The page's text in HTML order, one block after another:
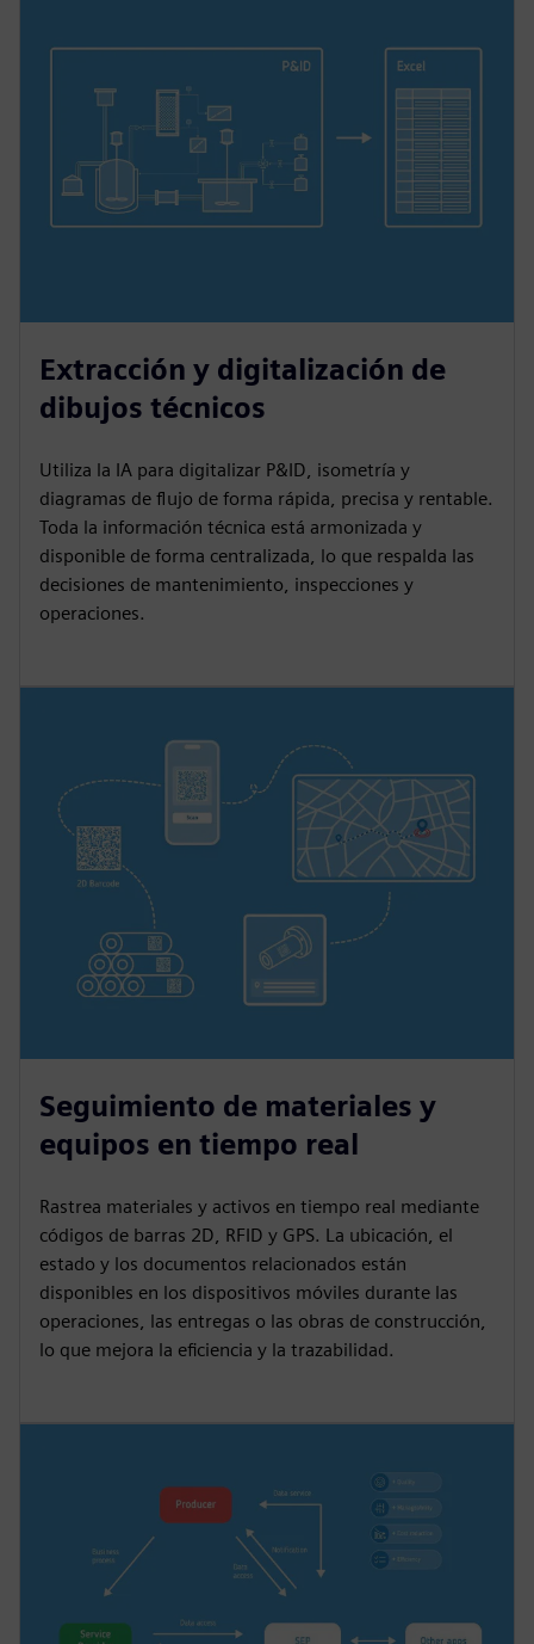
Extracción y digitalización de
dibujos técnicos
Utiliza la IA para digitalizar P&ID, isometría y
diagramas de flujo de forma rápida, precisa y rentable.
Toda la información técnica está armonizada y
disponible de forma centralizada, lo que respalda las
decisiones de mantenimiento, inspecciones y
operaciones.
Seguimiento de materiales y
equipos en tiempo real
Rastrea materiales y activos en tiempo real mediante
códigos de barras 2D, RFID y GPS. La ubicación, el
estado y los documentos relacionados están
disponibles en los dispositivos móviles durante las
operaciones, las entregas o las obras de construcción,
lo que mejora la eficiencia y la trazabilidad.